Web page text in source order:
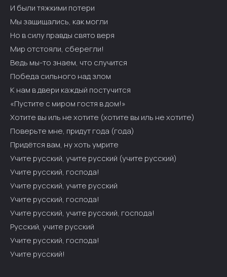
И были тяжкими потери
Мы защищались, как могли
Но в силу правды свято веря
Мир отстояли, сберегли!
Ведь мы-то знаем, что случится
Победа сильного над злом
К нам в двери каждый постучится
«Пустите с миром гостя в дом!»
Хотите вы иль не хотите (хотите вы иль не хотите)
Поверьте мне, придут года (года)
Придётся вам, ну хоть умрите
Учите русский, учите русский (учите русский)
Учите русский, господа!
Учите русский, учите русский
Учите русский, господа!
Учите русский, учите русский, господа!
Русский, учите русский
Учите русский, господа!
Учите русский!